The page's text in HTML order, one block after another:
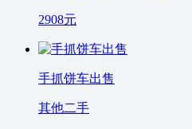
2908元
手抓饼车出售
其他二手